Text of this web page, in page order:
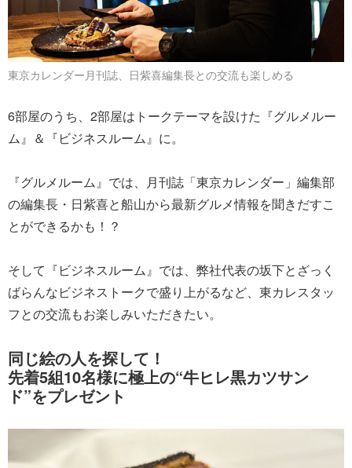
東京カレンダー月刊誌、日紫喜編集長との交流も楽しめる
6部屋のうち、2部屋はトークテーマを設けた『グルメルー
ム』＆『ビジネスルーム』に。
『グルメルーム』では、月刊誌「東京カレンダー」編集部
の編集長・日紫喜と船山から最新グルメ情報を聞きだすこ
とができるかも！？
そして『ビジネスルーム』では、弊社代表の坂下とざっく
ばらんなビジネストークで盛り上がるなど、東カレスタッ
フとの交流もお楽しみいただきたい。
同じ絵の人を探して！
先着5組10名様に極上の“牛ヒレ黒カツサン
ド”をプレゼント